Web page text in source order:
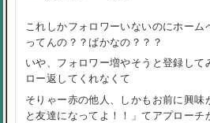
これしかフォロワーいないのにホーム
ってんの？？ばかなの？？？
いや、フォロワー増やそうと登録して
ロー返してくれなくて
そりゃー赤の他人、しかもお前に興味
と友達になってよ！！」てアプローチ